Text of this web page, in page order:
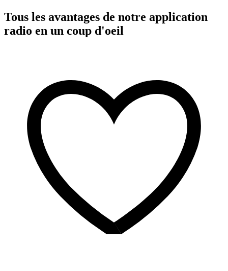
Tous les avantages de notre application
radio en un coup d'oeil